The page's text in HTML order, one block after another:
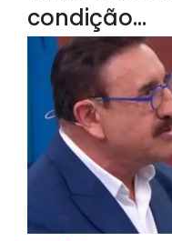
condição…